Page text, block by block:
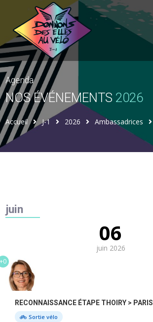
Agenda
NOS ÉVÉNEMENTS 2026
Accueil J-1 2026 Ambassadrices
juin
06
juin 2026
RECONNAISSANCE ÉTAPE THOIRY > PARIS
Sortie vélo